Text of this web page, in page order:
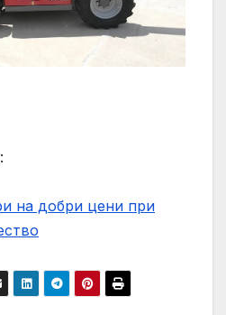
на добри цени при